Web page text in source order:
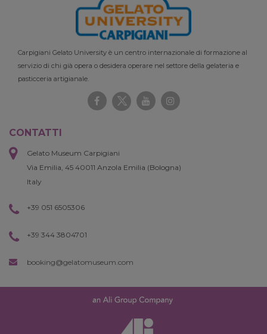
Carpigiani Gelato University è un centro internazionale di formazione al
servizio di chi già opera o desidera operare nel settore della gelateria e
pasticceria artigianale.
CONTATTI
Gelato Museum Carpigiani
Via Emilia, 45 40011 Anzola Emilia (Bologna)
Italy
+39 051 6505306
+39 344 3804701
booking@gelatomuseum.com